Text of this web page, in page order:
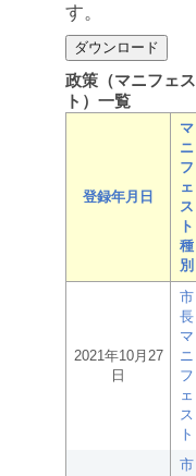
す。
政策（マニフェス
ト）一覧
登録年月日
マ
ニ
フ
ェ
ス
ト
種
別
2021年10月27
日
市
長
マ
ニ
フ
ェ
ス
ト
市